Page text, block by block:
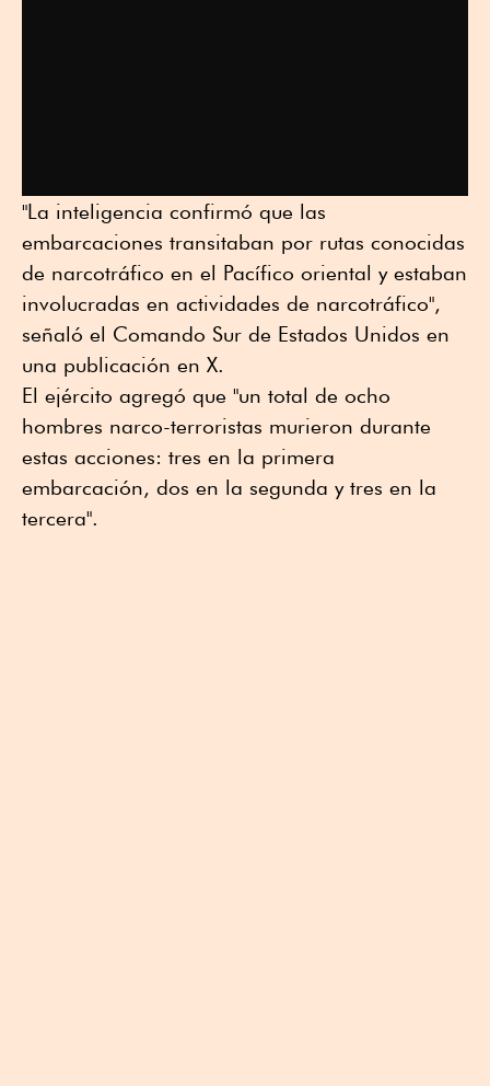
"La inteligencia confirmó que las
embarcaciones transitaban por rutas conocidas
de narcotráfico en el Pacífico oriental y estaban
involucradas en actividades de narcotráfico",
señaló el Comando Sur de Estados Unidos en
una publicación en X.
El ejército agregó que "un total de ocho
hombres narco-terroristas murieron durante
estas acciones: tres en la primera
embarcación, dos en la segunda y tres en la
tercera".